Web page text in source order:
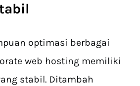
optimasi berbagai
web hosting memiliki
stabil. Ditambah